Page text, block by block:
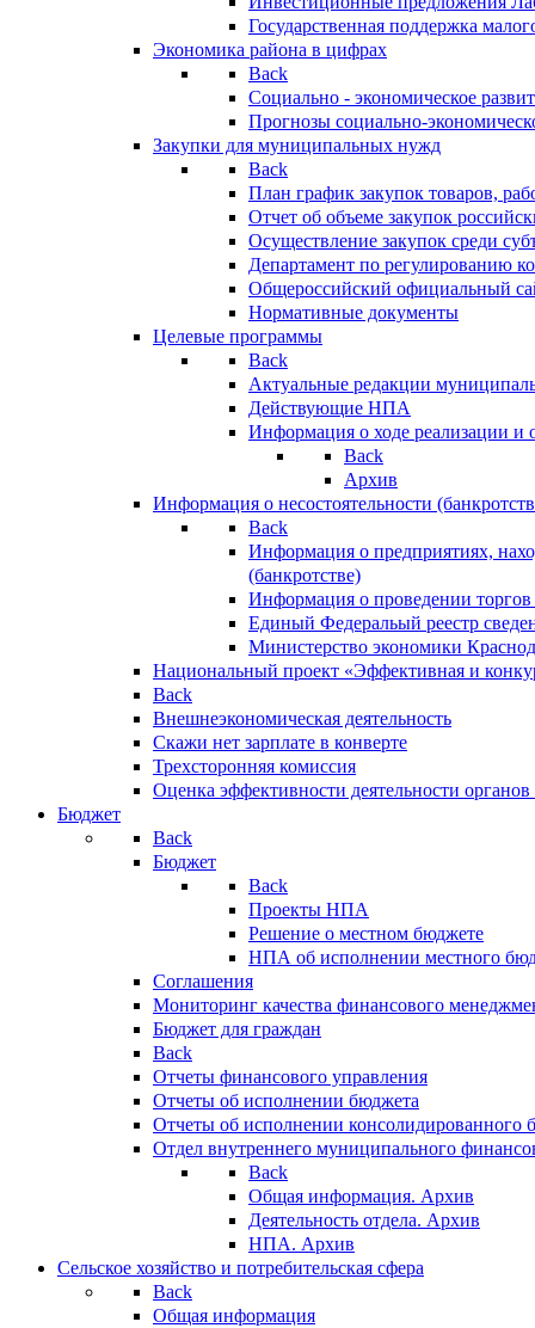
Государственная поддержка
Экономика района в цифрах
Back
Социально - экономическое
Прогнозы социально-
Закупки для муниципальных нужд
Back
План график закупок товаров,
Отчет об объеме закупок
Осуществление закупок среди
Департамент по регулированию
Общероссийский официальный
Нормативные документы
Целевые программы
Back
Актуальные редакции
Действующие НПА
Информация о ходе реализации
Back
Архив
Информация о несостоятельности
Back
Информация о предприятиях,
(банкротстве)
Информация о проведении
Единый Федеральый реестр
Министерство экономики
Национальный проект «Эффективная и
Back
Внешнеэкономическая деятельность
Скажи нет зарплате в конверте
Трехсторонняя комиссия
Оценка эффективности деятельности
Бюджет
Back
Бюджет
Back
Проекты НПА
Решение о местном бюджете
НПА об исполнении местного
Соглашения
Мониторинг качества финансового
Бюджет для граждан
Back
Отчеты финансового управления
Отчеты об исполнении бюджета
Отчеты об исполнении консолидированного
Отдел внутреннего муниципального
Back
Общая информация. Архив
Деятельность отдела. Архив
НПА. Архив
Сельское хозяйство и потребительская сфера
Back
Общая информация